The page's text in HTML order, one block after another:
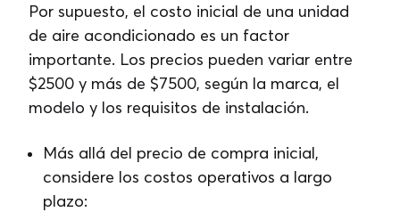
Por supuesto, el costo inicial de una unidad
de aire acondicionado es un factor
importante. Los precios pueden variar entre
$2500 y más de $7500, según la marca, el
modelo y los requisitos de instalación.
Más allá del precio de compra inicial,
considere los costos operativos a largo
plazo: